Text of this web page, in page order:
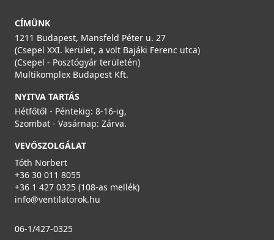
AERAULIQA TP-100/270 állítható hosszméretű
000455
4 190 Ft
CÍMÜNK
1211 Budapest, Mansfeld Péter u. 27
(Csepel XXI. kerület, a volt Bajáki Ferenc utca)
(Csepel - Posztógyár területén)
Multikomplex Budapest Kft.
NYITVA TARTÁS
Hétfőtől - Péntekig: 8-16-ig,
Szombat - Vasárnap: Zárva.
VEVŐSZOLGÁLAT
Tóth Norbert
+36 30 011 8055
+36 1 427 0325 (108-as mellék)
info@ventilatorok.hu
06-1/427-0325